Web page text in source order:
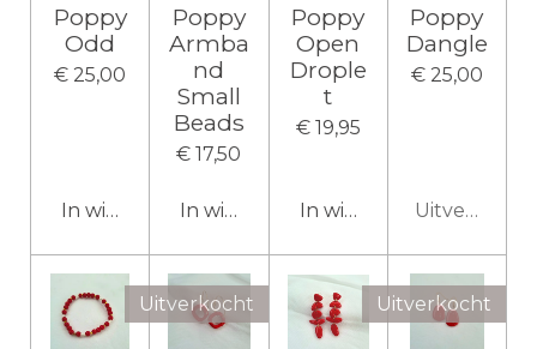
Poppy
Odd
€ 25,00
In winkelwagen
Poppy
Armba
nd
Small
Beads
€ 17,50
In winkelwagen
Poppy
Open
Drople
t
€ 19,95
In winkelwagen
Poppy
Dangle
€ 25,00
Uitverkocht
Uitverkocht Uitverkocht